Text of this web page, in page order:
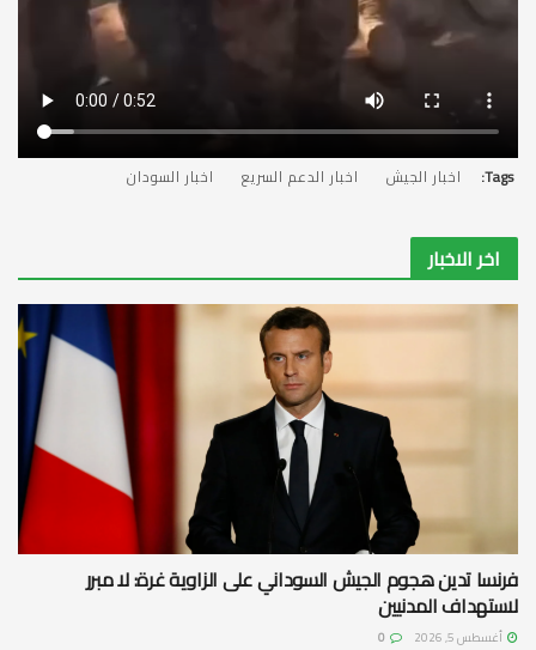
Tags: اخبار الجيش اخبار الدعم السريع اخبار السودان
اخر الاخبار
فرنسا تدين هجوم الجيش السوداني على الزاوية غرة: لا مبرر
لاستهداف المدنيين
أغسطس 5, 2026